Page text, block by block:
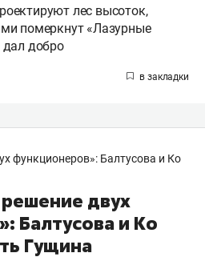
лес высоток,
померкнут «Лазурные
дал добро
двух
Балтусова и Ко
Гущина